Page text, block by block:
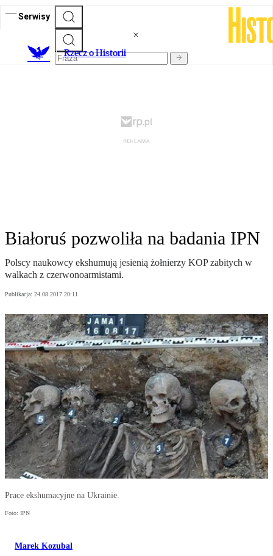
Serwisy
Rzecz o Historii
Białoruś pozwoliła na badania IPN
Polscy naukowcy ekshumują jesienią żołnierzy KOP zabitych w
walkach z czerwonoarmistami.
Publikacja: 24.08.2017 20:11
Prace ekshumacyjne na Ukrainie.
Foto: IPN
Marek Kozubal